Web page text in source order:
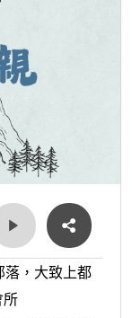
落，大致上都
所